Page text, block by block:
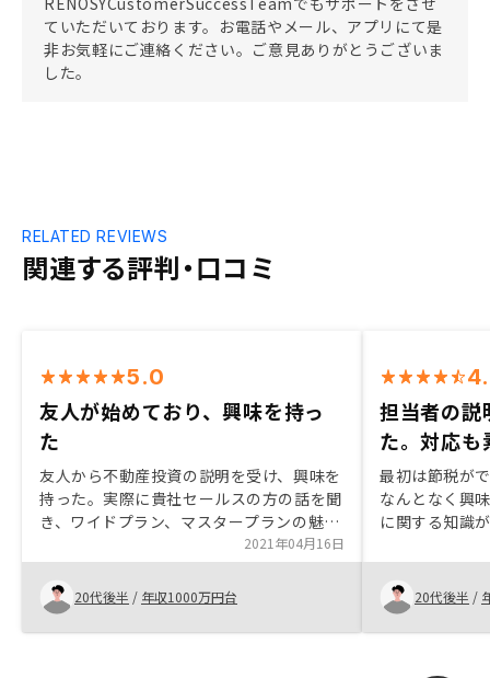
ていただいております。お電話やメール、アプリにて是
非お気軽にご連絡ください。ご意見ありがとうございま
した。
関連する評判・口コミ
RELATED REVIEWS
5.0
友人が始めており、興味を持っ
た
友人から不動産投資の説明を受け、興味を
持った。実際に貴社セールスの方の話を聞
き、ワイドプラン、マスタープランの魅
力、不動産投資のリスクとメリットなど幅
広く解説頂き、納得感を持って購入でき
た。
2021年04月16日
20代後半 / 年収1000万円台
担当者の説
た。対応も
最初は節税が
なんとなく興
に関する知識
RENOSYの担
かつNEOイ
代行してもら
購入に決定し
20代後半 /